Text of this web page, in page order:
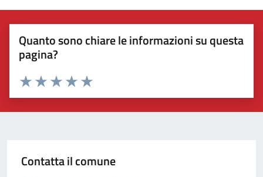
Quanto sono chiare le informazioni su questa
pagina?
Valuta 5 stelle su 5
Valuta 4 stelle su 5
Valuta 3 stelle su 5
Valuta 2 stelle su 5
Valuta 1 stelle su 5
Contatta il comune